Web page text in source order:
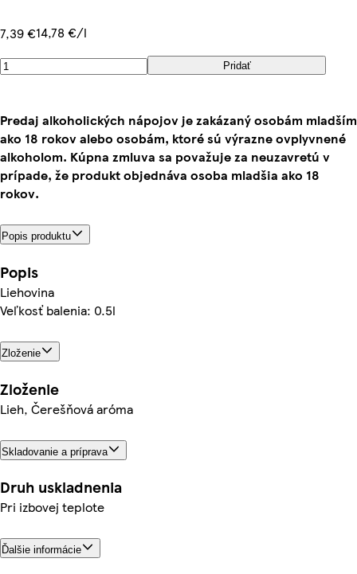
7,39 €14,78 €/l
Pridať
Predaj alkoholických nápojov je zakázaný osobám mladším
ako 18 rokov alebo osobám, ktoré sú výrazne ovplyvnené
alkoholom. Kúpna zmluva sa považuje za neuzavretú v
prípade, že produkt objednáva osoba mladšia ako 18
rokov.
Popis produktu
Popis
Liehovina
Veľkosť balenia: 0.5l
Zloženie
Zloženie
Lieh, Čerešňová aróma
Skladovanie a príprava
Druh uskladnenia
Pri izbovej teplote
Ďalšie informácie